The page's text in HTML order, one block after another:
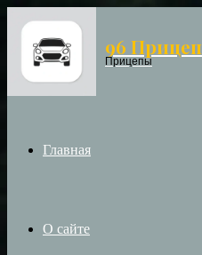
Menu 96 Прицеп
Прицепы
Главная
О сайте